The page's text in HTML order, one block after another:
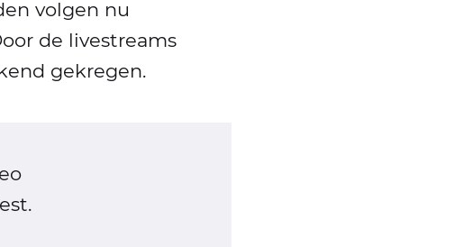
volgen nu
de livestreams
gekregen.